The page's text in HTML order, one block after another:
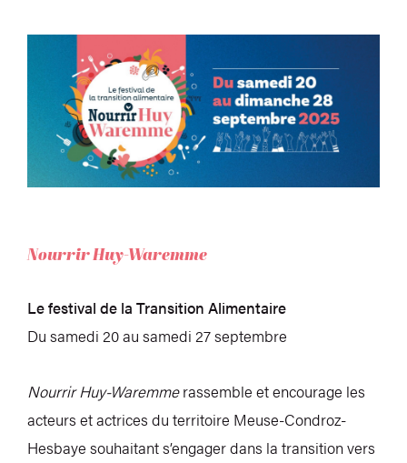
Nourrir Huy-Waremme
Le festival de la Transition Alimentaire
Du samedi 20 au samedi 27 septembre
Nourrir Huy-Waremmerassemble et encourage les
acteurs et actrices du territoire Meuse-Condroz-
Hesbaye souhaitant s’engager dans la transition vers